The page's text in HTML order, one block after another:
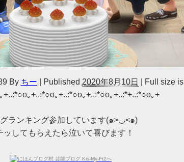
By ちー Published 2020年8月10日 Full size is
+..:*○o｡+..:*○o｡+..:*○o｡+..:*○o｡+..:*+..:*○o｡+
ランキング参加しています(๑>◡<๑)
ッしてもらえたら泣いて喜びます！